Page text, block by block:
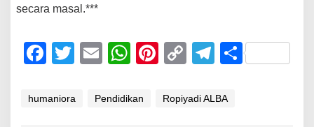
secara masal.***
F
c
T
tt
E
ail
W
at
Pi
er
C
p
T
e
S
humaniora Pendidikan Ropiyadi ALBA